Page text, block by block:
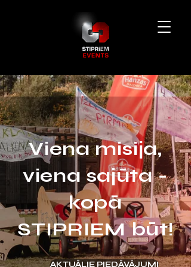
Viena misija,
viena sajūta -
kopā
STIPRIEM būt!
AKTUĀLIE PIEDĀVĀJUMI